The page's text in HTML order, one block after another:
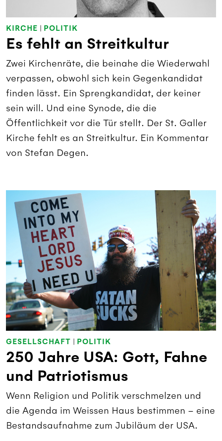
KIRCHE | POLITIK
Es fehlt an Streitkultur
Zwei Kirchenräte, die beinahe die Wiederwahl
verpassen, obwohl sich kein Gegenkandidat
finden lässt. Ein Sprengkandidat, der keiner
sein will. Und eine Synode, die die
Öffentlichkeit vor die Tür stellt. Der St. Galler
Kirche fehlt es an Streitkultur. Ein Kommentar
von Stefan Degen.
GESELLSCHAFT | POLITIK
250 Jahre USA: Gott, Fahne
und Patriotismus
Wenn Religion und Politik verschmelzen und
die Agenda im Weissen Haus bestimmen – eine
Bestandsaufnahme zum Jubiläum der USA.